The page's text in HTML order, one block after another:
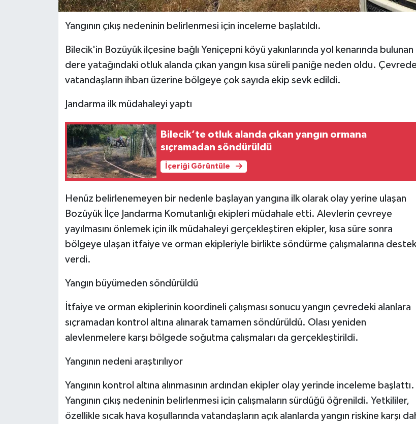
Yangının çıkış nedeninin belirlenmesi için inceleme başlatıldı.
Bilecik'in Bozüyük ilçesine bağlı Yeniçepni köyü yakınlarında yol kenarında bulunan
dere yatağındaki otluk alanda çıkan yangın kısa süreli paniğe neden oldu.
vatandaşların ihbarı üzerine bölgeye çok sayıda ekip sevk edildi.
Jandarma ilk müdahaleyi yaptı
Bilecik’te otluk alanda çıkan yangın ormana
sıçramadan söndürüldü
İçeriği Görüntüle
Henüz belirlenemeyen bir nedenle başlayan yangına ilk olarak olay yerine ulaşan
Bozüyük İlçe Jandarma Komutanlığı ekipleri müdahale etti. Alevlerin çevreye
yayılmasını önlemek için ilk müdahaleyi gerçekleştiren ekipler, kısa süre sonra
bölgeye ulaşan itfaiye ve orman ekipleriyle birlikte söndürme çalışmalarına destek
verdi.
Yangın büyümeden söndürüldü
İtfaiye ve orman ekiplerinin koordineli çalışması sonucu yangın çevredeki alanlara
sıçramadan kontrol altına alınarak tamamen söndürüldü. Olası yeniden
alevlenmelere karşı bölgede soğutma çalışmaları da gerçekleştirildi.
Yangının nedeni araştırılıyor
Yangının kontrol altına alınmasının ardından ekipler olay yerinde inceleme başlattı.
Yangının çıkış nedeninin belirlenmesi için çalışmaların sürdüğü öğrenildi. Yetkililer,
özellikle sıcak hava koşullarında vatandaşların açık alanlarda yangın riskine karşı